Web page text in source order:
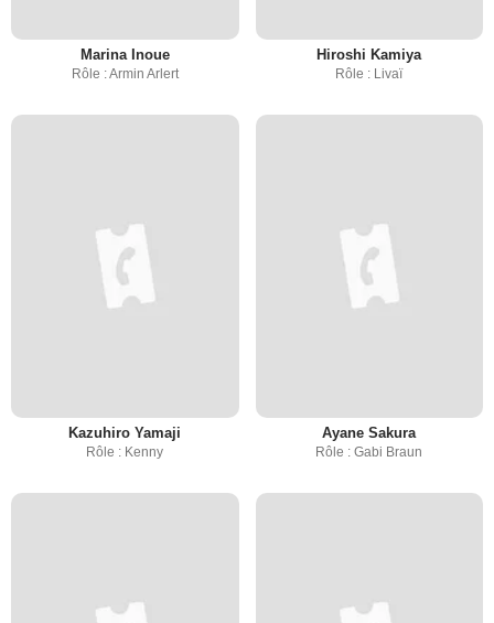
Marina Inoue
Rôle : Armin Arlert
Hiroshi Kamiya
Rôle : Livaï
Kazuhiro Yamaji
Rôle : Kenny
Ayane Sakura
Rôle : Gabi Braun